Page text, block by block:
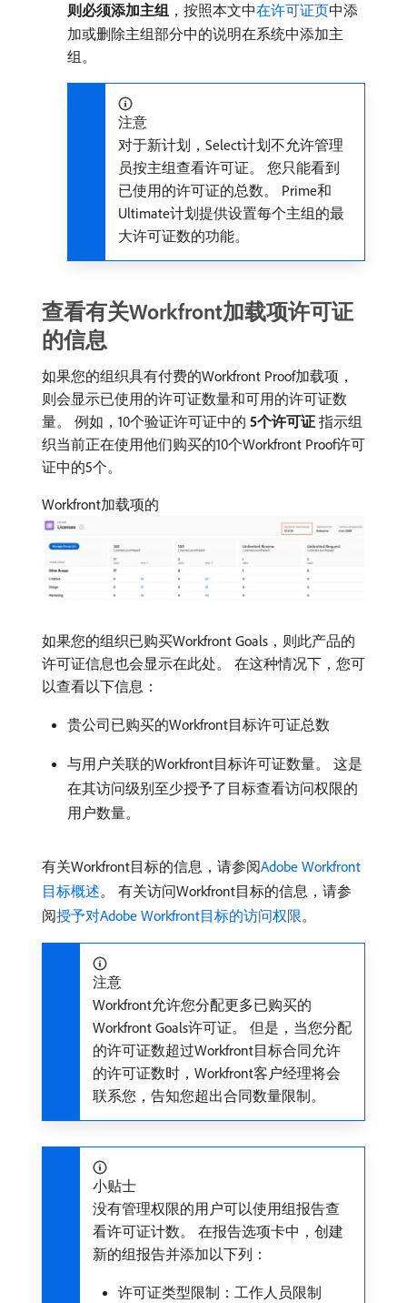
则必须添加主组 ，按照本文中在许可证页中添
加或删除主组部分中的说明在系统中添加主
组。
注意
对于新计划，Select计划不允许管理
员按主组查看许可证。 您只能看到
已使用的许可证的总数。 Prime和
Ultimate计划提供设置每个主组的最
大许可证数的功能。
查看有关Workfront加载项许可证
的信息
如果您的组织具有付费的Workfront Proof加载项，
则会显示已使用的许可证数量和可用的许可证数
量。 例如，10个验证许可证中的​ 5个许可证 ​指示组
织当前正在使用他们购买的10个Workfront Proof许可
证中的5个。
Workfront加载项的
如果您的组织已购买Workfront Goals，则此产品的
许可证信息也会显示在此处。 在这种情况下，您可
以查看以下信息：
贵公司已购买的Workfront目标许可证总数
与用户关联的Workfront目标许可证数量。 这是
在其访问级别至少授予了目标查看访问权限的
用户数量。
有关Workfront目标的信息，请参阅Adobe Workfront
目标概述。 有关访问Workfront目标的信息，请参
阅授予对Adobe Workfront目标的访问权限。
注意
Workfront允许您分配更多已购买的
Workfront Goals许可证。 但是，当您分配
的许可证数超过Workfront目标合同允许
的许可证数时，Workfront客户经理将会
联系您，告知您超出合同数量限制。
小贴士
没有管理权限的用户可以使用组报告查
看许可证计数。 在报告选项卡中，创建
新的组报告并添加以下列：
许可证类型限制：工作人员限制